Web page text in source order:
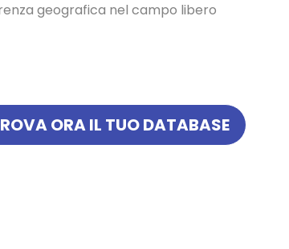
geografica nel campo libero
ORA IL TUO DATABASE